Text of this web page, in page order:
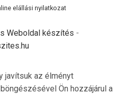
elállási nyilatkozat
Weboldal készítés -
javítsuk az élményt
Ön hozzájárul a